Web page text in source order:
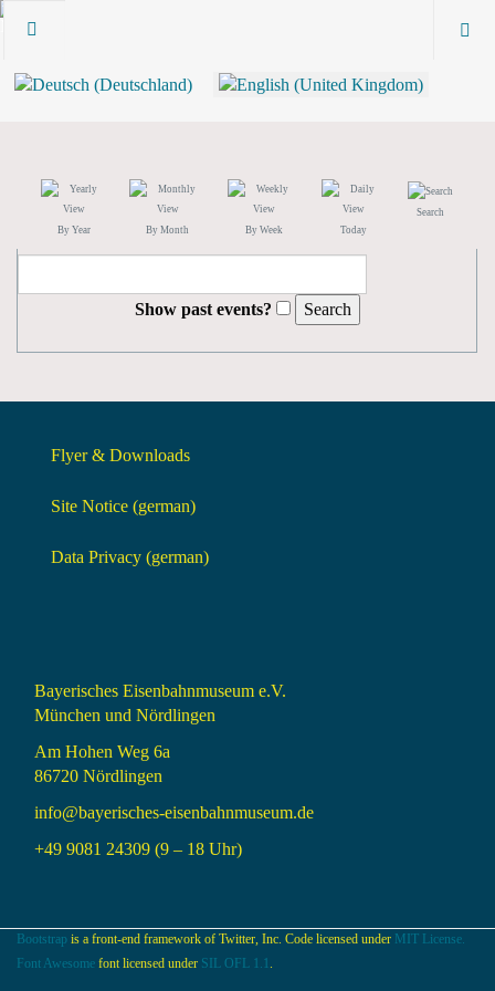
By Year By Month By Week Today
Search
Show past events?
Flyer & Downloads
Site Notice (german)
Data Privacy (german)
Bayerisches Eisenbahnmuseum e.V.
München und Nördlingen
Am Hohen Weg 6a
86720 Nördlingen
info@bayerisches-eisenbahnmuseum.de
+49 9081 24309 (9 – 18 Uhr)
Bootstrap is a front-end framework of Twitter, Inc. Code licensed under MIT License.
Font Awesome font licensed under SIL OFL 1.1 .